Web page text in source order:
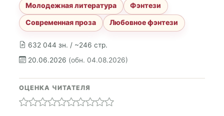
632 044 зн. / ~246 стр.
20.06.2026 (обн. 04.08.2026)
Молодежная литература
Фэнтези
Современная проза
Любовное фэнтези
ОЦЕНКА ЧИТАТЕЛЯ